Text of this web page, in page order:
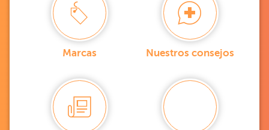
Marcas Nuestros consejos